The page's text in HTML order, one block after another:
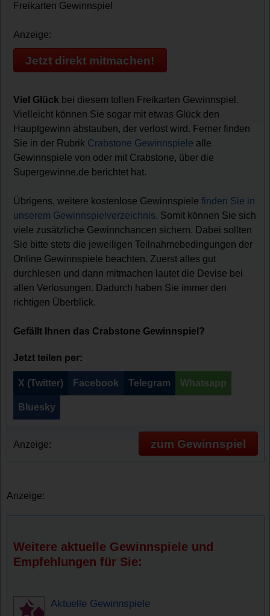
Freikarten Gewinnspiel
Anzeige:
Jetzt direkt mitmachen!
Viel Glück bei diesem tollen Freikarten Gewinnspiel.
Vielleicht können Sie sogar mit etwas Glück den
Hauptgewinn abstauben, der verlost wird. Ferner finden
Sie in der Rubrik Crabstone Gewinnspiele alle
Gewinnspiele von oder mit Crabstone, über die
Supergewinne.de berichtet hat.
Übrigens, weitere kostenlose Gewinnspielefinden Sie in
unserem Gewinnspielverzeichnis. Somit können Sie sich
viele zusätzliche Gewinnchancen sichern. Dabei sollten
Sie bitte stets die jeweiligen Teilnahmebedingungen der
Online Gewinnspiele beachten. Zuerst alles gut
durchlesen und dann mitmachen lautet die Devise bei
allen Verlosungen. Dadurch haben Sie immer den
richtigen Überblick.
Gefällt Ihnen das Crabstone Gewinnspiel?
Jetzt teilen per:
X (Twitter) Facebook Telegram Whatsapp
Bluesky
Anzeige: zum Gewinnspiel
Anzeige:
Weitere aktuelle Gewinnspiele und
Empfehlungen für Sie:
Aktuelle Gewinnspiele